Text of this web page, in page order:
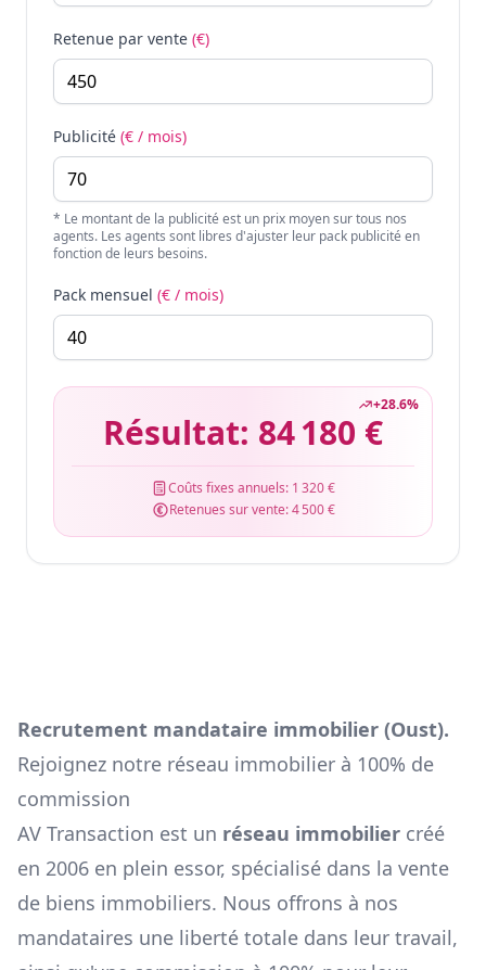
Retenue par vente (€)
Publicité (€ / mois)
* Le montant de la publicité est un prix moyen sur tous nos
agents. Les agents sont libres d'ajuster leur pack publicité en
fonction de leurs besoins.
Pack mensuel (€ / mois)
+28.6%
Résultat: 84 180 €
Coûts fixes annuels: 1 320 €
Retenues sur vente:4 500 €
Recrutement mandataire immobilier (Oust).
Rejoignez notre réseau immobilier à 100% de
commission
AV Transaction est un réseau immobilier créé
en 2006 en plein essor, spécialisé dans la vente
de biens immobiliers. Nous offrons à nos
mandataires une liberté totale dans leur travail,